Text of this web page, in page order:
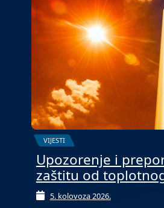
VIJESTI
Upozorenje i
zaštitu od
5. kolovoza 2026.